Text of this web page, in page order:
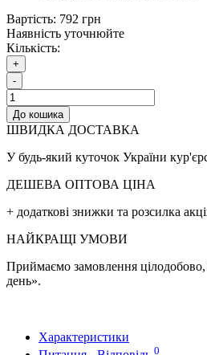
Вартість: 792 грн
Наявність уточнюйте
Кількість:
+
-
До кошика
ШВИДКА ДОСТАВКА
У будь-який куточок України
ДЕШЕВА ОПТОВА ЦІНА
+ додаткові знижки та розсилка
НАЙКРАЩІ УМОВИ
Приймаємо замовлення
день».
Характеристики
0